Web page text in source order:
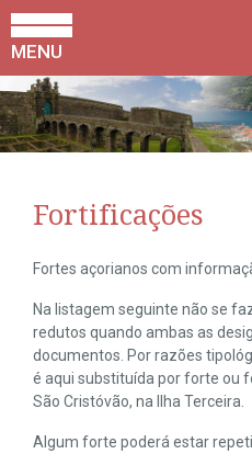
MENU
Fortificações
Fortes açorianos com
Na listagem seguinte não se
redutos quando ambas as
documentos. Por razões
é aqui substituída por forte ou
São Cristóvão, na Ilha Terceira.
Algum forte poderá estar